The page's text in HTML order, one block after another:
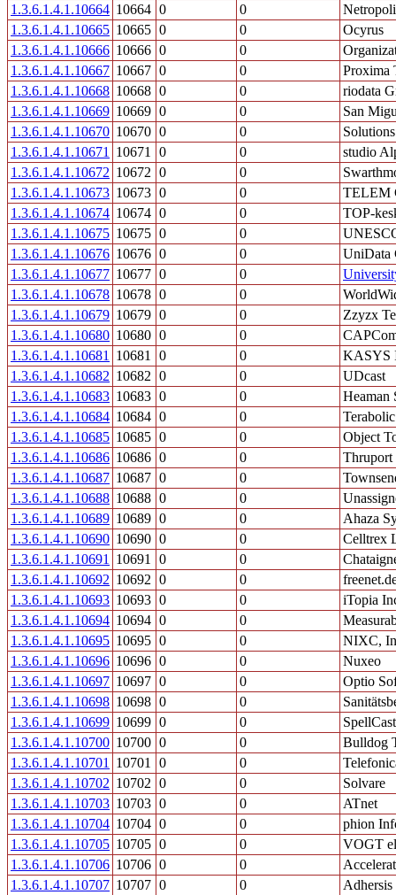
1.3.6.1.4.1.10664 10664 0 0
1.3.6.1.4.1.10665 10665 0 0
Ocyrus
1.3.6.1.4.1.10666 10666 0 0
1.3.6.1.4.1.10667 10667 0 0
Proxima
1.3.6.1.4.1.10668 10668 0 0
riodata
1.3.6.1.4.1.10669 10669 0 0
San
1.3.6.1.4.1.10670 10670 0 0
1.3.6.1.4.1.10671
10671 0 0
studio
1.3.6.1.4.1.10672 10672 0 0
1.3.6.1.4.1.10673 10673 0 0
TELEM
1.3.6.1.4.1.10674 10674 0 0
TOP-
1.3.6.1.4.1.10675 10675 0 0
1.3.6.1.4.1.10676 10676 0 0
UniData
1.3.6.1.4.1.10677 10677 0 0
1.3.6.1.4.1.10678 10678 0 0
1.3.6.1.4.1.10679 10679 0 0
Zzyzx
1.3.6.1.4.1.10680 10680 0 0
1.3.6.1.4.1.10681
10681 0 0
KASYS
1.3.6.1.4.1.10682 10682 0 0
UDcast
1.3.6.1.4.1.10683 10683 0 0
Heaman
1.3.6.1.4.1.10684 10684 0 0
Terabolic
1.3.6.1.4.1.10685 10685 0 0
Object
1.3.6.1.4.1.10686 10686 0 0
Thruport
1.3.6.1.4.1.10687 10687 0 0
1.3.6.1.4.1.10688 10688 0 0
1.3.6.1.4.1.10689 10689 0 0
Ahaza
1.3.6.1.4.1.10690 10690 0 0
Celltrex
1.3.6.1.4.1.10691
10691 0 0
1.3.6.1.4.1.10692 10692 0 0
1.3.6.1.4.1.10693 10693 0 0
iTopia
1.3.6.1.4.1.10694 10694 0 0
1.3.6.1.4.1.10695 10695 0 0
NIXC,
1.3.6.1.4.1.10696 10696 0 0
Nuxeo
1.3.6.1.4.1.10697 10697 0 0
Optio
1.3.6.1.4.1.10698 10698 0 0
1.3.6.1.4.1.10699 10699 0 0
1.3.6.1.4.1.10700 10700 0 0
Bulldog
1.3.6.1.4.1.10701
10701 0 0
1.3.6.1.4.1.10702 10702 0 0
Solvare
1.3.6.1.4.1.10703 10703 0 0
ATnet
1.3.6.1.4.1.10704 10704 0 0
phion
1.3.6.1.4.1.10705 10705 0 0
VOGT
1.3.6.1.4.1.10706 10706 0 0
1.3.6.1.4.1.10707 10707 0 0 Adhersis